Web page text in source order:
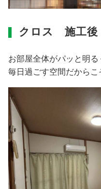
クロス 施工後
お部屋全体がパッと明る
毎日過ごす空間だからこ